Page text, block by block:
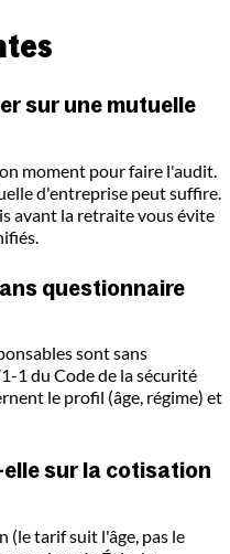
sur une mutuelle
moment pour faire l'audit.
d'entreprise peut suffire.
avant la retraite vous évite
questionnaire
sont sans
1 du Code de la sécurité
le profil (âge, régime) et
sur la cotisation
(le tarif suit l'âge, pas le